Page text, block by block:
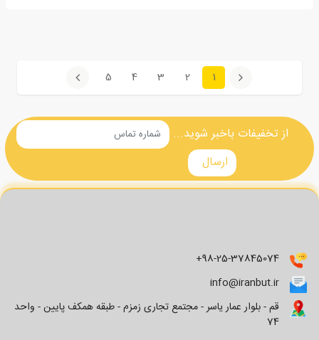
1
(current)
2
3
4
5
از تخفیفات باخبر شوید...
+98-25-37845074
info@iranbut.ir
قم - بلوار عمار یاسر - مجتمع تجاری زمزم - طبقه همکف پایین - واحد
74